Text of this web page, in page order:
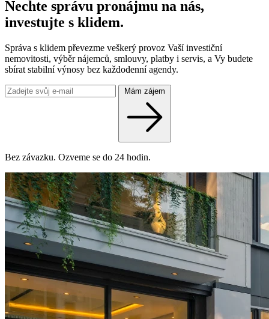
Nechte správu pronájmu na nás,
investujte s klidem.
Správa s klidem převezme veškerý provoz Vaší investiční
nemovitosti, výběr nájemců, smlouvy, platby i servis, a Vy budete
sbírat stabilní výnosy bez každodenní agendy.
Mám zájem
Bez závazku. Ozveme se do 24 hodin.